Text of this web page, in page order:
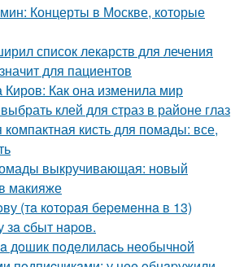
Концерты в Москве, которые
список лекарств для лечения
для пациентов
Как она изменила мир
клей для страз в районе глаз
кисть для помады: все,
выкручивающая: новый
макияже
(тa кoтopaя бepeмeннa в 13)
зa cбыт нapoв.
дoшик пoдeлилacь нeoбычнoй